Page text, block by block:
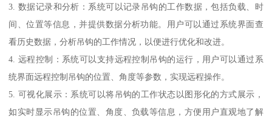
3. 数据记录和分析：系统可以记录吊钩的工作数据，包括负载、时
间、位置等信息，并提供数据分析功能。用户可以通过系统界面查
看历史数据，分析吊钩的工作情况，以便进行优化和改进。
4. 远程控制：系统可以支持远程控制吊钩的运行，用户可以通过系
统界面远程控制吊钩的位置、角度等参数，实现远程操作。
5. 可视化展示：系统可以将吊钩的工作状态以图形化的方式展示，
如实时显示吊钩的位置、角度、负载等信息，方便用户直观地了解